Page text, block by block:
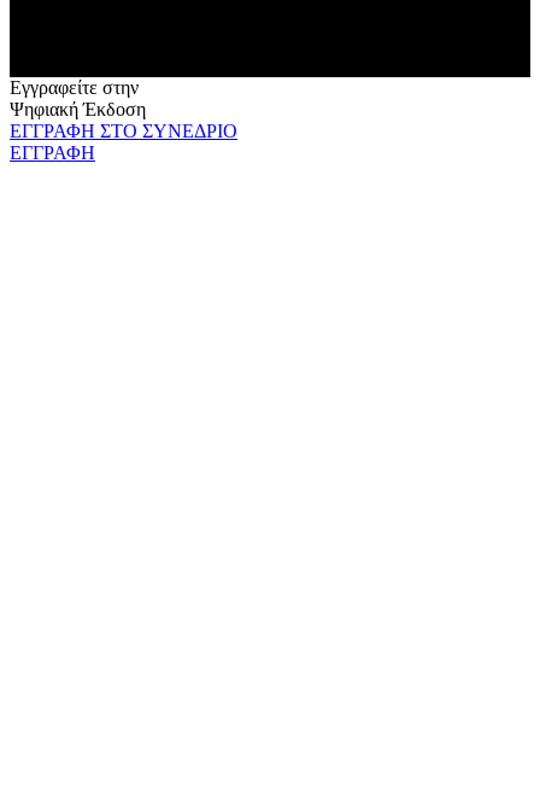
Εγγραφείτε στην
Ψηφιακή Έκδοση
ΕΓΓΡΑΦΗ ΣΤΟ ΣΥΝΕΔΡΙΟ
ΕΓΓΡΑΦΗ